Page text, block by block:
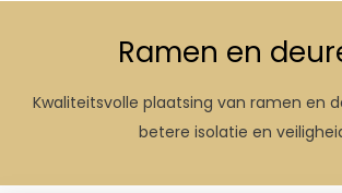
Ramen en
Kwaliteitsvolle plaatsing van ramen en
betere isolatie en